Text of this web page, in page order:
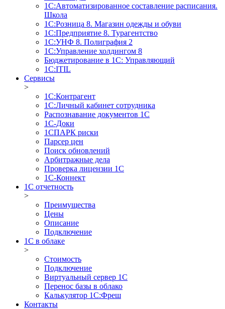
1С:Автоматизированное составление расписания.
Школа
1С:Розница 8. Магазин одежды и обуви
1С:Предприятие 8. Турагентство
1С:УНФ 8. Полиграфия 2
1С:Управление холдингом 8
Бюджетирование в 1С: Управляющий
1С:ITIL
Сервисы
>
1C:Контрагент
1С:Личный кабинет сотрудника
Распознавание документов 1С
1С-Доки
1CПАРК риски
Парсер цен
Поиск обновлений
Арбитражные дела
Проверка лицензии 1С
1С-Коннект
1C отчетность
>
Преимущества
Цены
Описание
Подключение
1С в облаке
>
Стоимость
Подключение
Виртуальный сервер 1С
Перенос базы в облако
Калькулятор 1С:Фреш
Контакты